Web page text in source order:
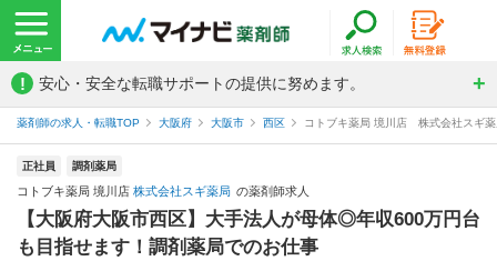
! 安心・安全な転職サポートの提供に努めます。
薬剤師の求人・転職TOP 大阪府 大阪市 西区 コトブキ薬局 境川店 株式会社スギ
正社員 調剤薬局
コトブキ薬局 境川店 株式会社スギ薬局 の薬剤師求人
【大阪府大阪市西区】大手法人が母体◎年収600万円台
も目指せます！調剤薬局でのお仕事